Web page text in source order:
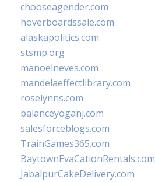
chooseagender.com
hoverboardssale.com
alaskapolitics.com
stsmp.org
manoelneves.com
mandelaeffectlibrary.com
roselynns.com
balanceyoganj.com
salesforceblogs.com
TrainGames365.com
BaytownEvaCationRentals.com
JabalpurCakeDelivery.com